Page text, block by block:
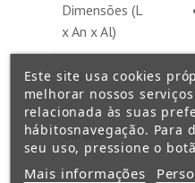
Dimensões (L
x An x Al)
Peso
Garantia
Este site usa cookies
melhorar nossos
relacionada às suas
hábitosnavegação. Para
seu uso, pressione o
Mais informações